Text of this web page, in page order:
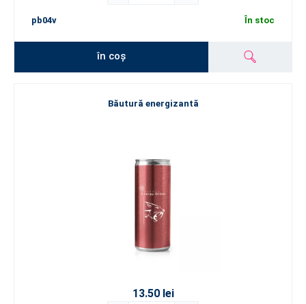
pb04v În stoc
în coș
Băutură energizantă
13.50 lei